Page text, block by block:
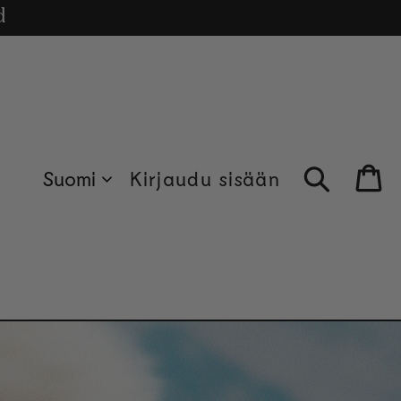
Suomi Kirjaudu sisään Bag